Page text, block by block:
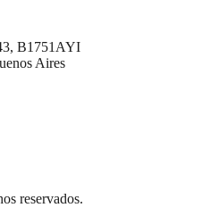
, B1751AYI
Aires
reservados.